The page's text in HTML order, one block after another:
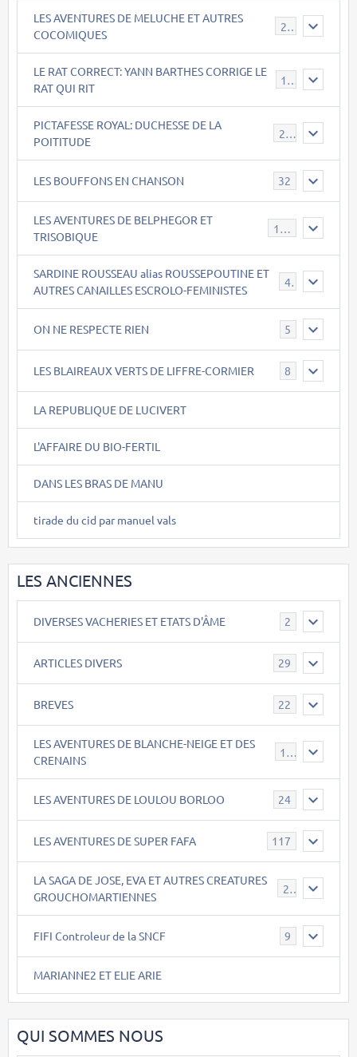
LES AVENTURES DE MELUCHE ET AUTRES
COCOMIQUES
22
LE RAT CORRECT: YANN BARTHES CORRIGE LE
RAT QUI RIT
15
PICTAFESSE ROYAL: DUCHESSE DE LA
POITITUDE
23
LES BOUFFONS EN CHANSON 32
LES AVENTURES DE BELPHEGOR ET
TRISOBIQUE
147
SARDINE ROUSSEAU alias ROUSSEPOUTINE ET
AUTRES CANAILLES ESCROLO-FEMINISTES
40
ON NE RESPECTE RIEN 5
LES BLAIREAUX VERTS DE LIFFRE-CORMIER 8
LA REPUBLIQUE DE LUCIVERT
L'AFFAIRE DU BIO-FERTIL
DANS LES BRAS DE MANU
tirade du cid par manuel vals
LES ANCIENNES
DIVERSES VACHERIES ET ETATS D'ÂME 2
ARTICLES DIVERS 29
BREVES 22
LES AVENTURES DE BLANCHE-NEIGE ET DES
CRENAINS
17
LES AVENTURES DE LOULOU BORLOO 24
LES AVENTURES DE SUPER FAFA 117
LA SAGA DE JOSE, EVA ET AUTRES CREATURES
GROUCHOMARTIENNES
26
FIFI Controleur de la SNCF 9
MARIANNE2 ET ELIE ARIE
QUI SOMMES NOUS